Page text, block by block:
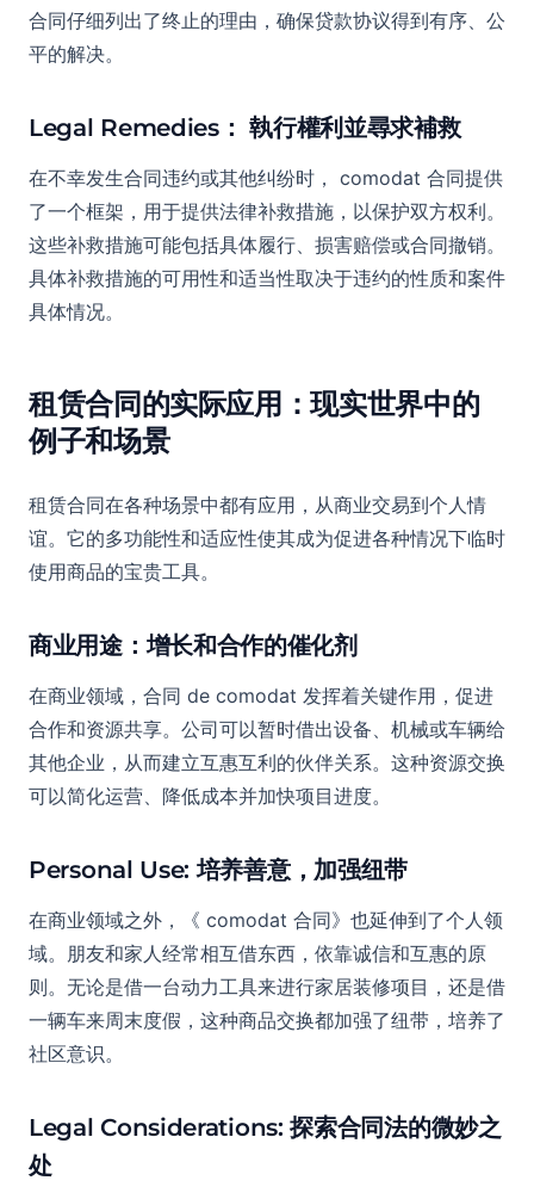
合同仔细列出了终止的理由，确保贷款协议得到有序、公
平的解决。
Legal Remedies： 執行權利並尋求補救
在不幸发生合同违约或其他纠纷时， comodat 合同提供
了一个框架，用于提供法律补救措施，以保护双方权利。
这些补救措施可能包括具体履行、损害赔偿或合同撤销。
具体补救措施的可用性和适当性取决于违约的性质和案件
具体情况。
租赁合同的实际应用：现实世界中的
例子和场景
租赁合同在各种场景中都有应用，从商业交易到个人情
谊。它的多功能性和适应性使其成为促进各种情况下临时
使用商品的宝贵工具。
商业用途：增长和合作的催化剂
在商业领域，合同 de comodat 发挥着关键作用，促进
合作和资源共享。公司可以暂时借出设备、机械或车辆给
其他企业，从而建立互惠互利的伙伴关系。这种资源交换
可以简化运营、降低成本并加快项目进度。
Personal Use: 培养善意，加强纽带
在商业领域之外，《 comodat 合同》也延伸到了个人领
域。朋友和家人经常相互借东西，依靠诚信和互惠的原
则。无论是借一台动力工具来进行家居装修项目，还是借
一辆车来周末度假，这种商品交换都加强了纽带，培养了
社区意识。
Legal Considerations: 探索合同法的微妙之
处